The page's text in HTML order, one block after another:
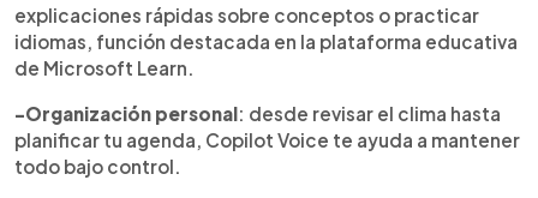
explicaciones rápidas sobre conceptos o practicar
idiomas, función destacada en la plataforma educativa
de Microsoft Learn.
-Organización personal: desde revisar el clima hasta
planificar tu agenda, Copilot Voice te ayuda a mantener
todo bajo control.